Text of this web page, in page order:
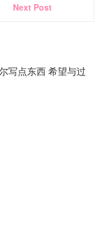
Next Post
写点东西 希望与过